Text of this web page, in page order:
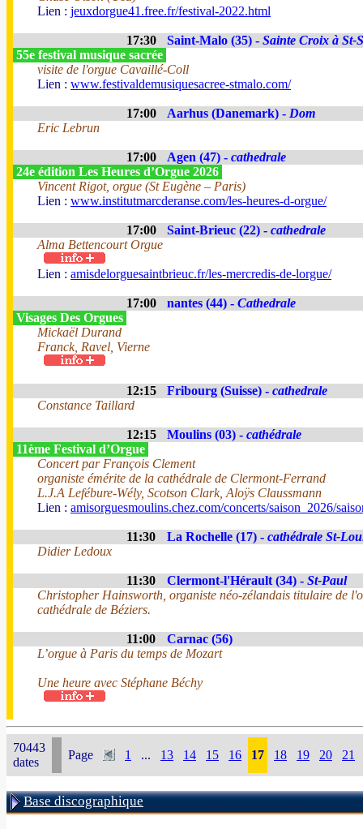
Lien : jeuxdorgue41.free.fr/festival-2022.html
17:30 Saint-Malo (35) - Sainte Croix à St-
55e festival musique sacrée
visite de l'orgue Cavaillé-Coll
Lien : www.festivaldemusiquesacree-stmalo.com/
17:00 Aarhus (Danemark) - Dom
Eric Lebrun
17:00 Agen (47) - cathedrale
24e édition Les Heures d’Orgue 2026
Vincent Rigot, orgue (St Eugène – Paris)
Lien : www.institutmarcderanse.com/les-heures-d-orgue/
17:00 Saint-Brieuc (22) - cathedrale
Alma Bettencourt Orgue
Lien : amisdelorguesaintbrieuc.fr/les-mercredis-de-lorgue/
17:00 nantes (44) - Cathedrale
Visages Des Orgues
Mickaël Durand
Franck, Ravel, Vierne
12:15 Fribourg (Suisse) - cathedrale
Constance Taillard
12:15 Moulins (03) - cathédrale
11ème Festival d’Orgue
Concert par François Clement
organiste émérite de la cathédrale de Clermont-Ferrand
L.J.A Lefébure-Wély, Scotson Clark, Aloÿs Claussmann
Lien : amisorguesmoulins.chez.com/concerts/saison_2026/
11:30 La Rochelle (17) - cathédrale St-
Didier Ledoux
11:30 Clermont-l'Hérault (34) - St-Paul
Christopher Hainsworth, organiste néo-zélandais titulaire de
cathédrale de Béziers.
11:00
Carnac (56)
L’orgue à Paris du temps de Mozart
Une heure avec Stéphane Béchy
70443
dates
Page 1 ... 13 14 15 16 17 18 19 20 21
Base discographique